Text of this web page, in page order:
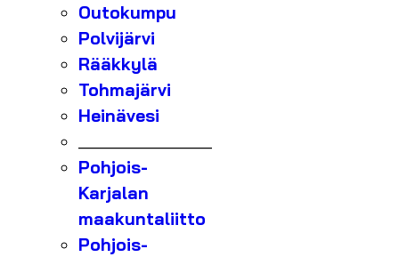
Outokumpu
Polvijärvi
Rääkkylä
Tohmajärvi
Heinävesi
Pohjois-
Karjalan
maakuntaliitto
Pohjois-